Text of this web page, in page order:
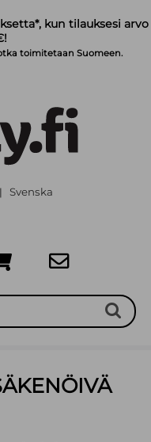
kun tilauksesi arvo
toimitetaan Suomeen.
| Svenska